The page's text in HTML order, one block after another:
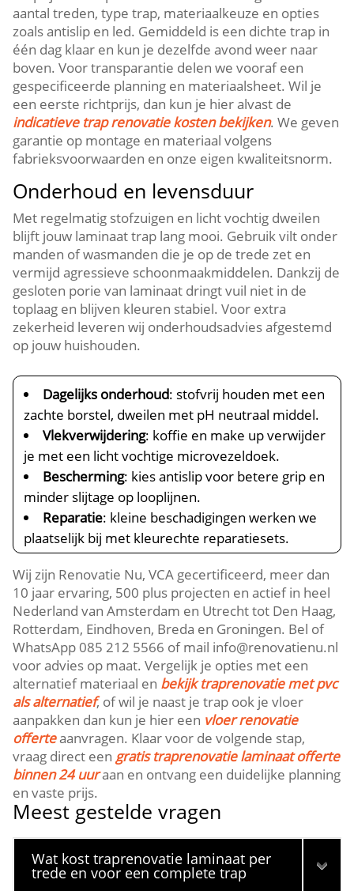
aantal treden, type trap, materiaalkeuze en opties
zoals antislip en led.​ Gemiddeld is een dichte trap in
één dag klaar en kun je dezelfde avond weer naar
boven.​ Voor transparantie delen we vooraf een
gespecificeerde planning en materiaalsheet.​ Wil je
een eerste richtprijs, dan kun je hier alvast de
indicatieve trap renovatie kosten bekijken.​ We geven
garantie op montage en materiaal volgens
fabrieksvoorwaarden en onze eigen kwaliteitsnorm.​
Onderhoud en levensduur
Met regelmatig stofzuigen en licht vochtig dweilen
blijft jouw laminaat trap lang mooi.​ Gebruik vilt onder
manden of wasmanden die je op de trede zet en
vermijd agressieve schoonmaakmiddelen.​ Dankzij de
gesloten porie van laminaat dringt vuil niet in de
toplaag en blijven kleuren stabiel.​ Voor extra
zekerheid leveren wij onderhoudsadvies afgestemd
op jouw huishouden.​
Dagelijks onderhoud: stofvrij houden met een
zachte borstel, dweilen met pH neutraal middel.​
Vlekverwijdering: koffie en make up verwijder
je met een licht vochtige microvezeldoek.​
Bescherming: kies antislip voor betere grip en
minder slijtage op looplijnen.​
Reparatie: kleine beschadigingen werken we
plaatselijk bij met kleurechte reparatiesets.​
Wij zijn Renovatie Nu, VCA gecertificeerd, meer dan
10 jaar ervaring, 500 plus projecten en actief in heel
Nederland van Amsterdam en Utrecht tot Den Haag,
Rotterdam, Eindhoven, Breda en Groningen.​ Bel of
WhatsApp 085 212 5566 of mail info@renovatienu.​nl
voor advies op maat.​ Vergelijk je opties met een
alternatief materiaal en bekijk traprenovatie met pvc
als alternatief, of wil je naast je trap ook je vloer
aanpakken dan kun je hier een vloer renovatie
offerteaanvragen.​ Klaar voor de volgende stap,
vraag direct eengratis traprenovatie laminaat offerte
binnen 24 uuraan en ontvang een duidelijke planning
en vaste prijs.​
Meest gestelde vragen
Wat kost traprenovatie laminaat per
trede en voor een complete trap